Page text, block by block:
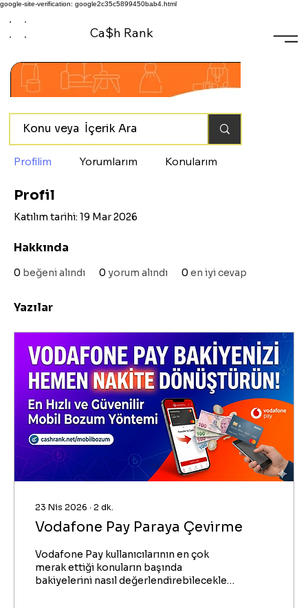
google-site-verification: google2c35c5899450bab4.html
Ca$h Rank
Profilim Yorumlarım Konularım
Profil
Katılım tarihi: 19 Mar 2026
Hakkında
0 beğeni alındı 0 yorum alındı 0 en iyi cevap
Yazılar
23 Nis 2026 ∙ 2 dk.
Vodafone Pay Paraya Çevirme
Vodafone Pay kullanıcılarının en çok
merak ettiği konuların başında
bakiyelerini nasıl değerlendirebilecekleri